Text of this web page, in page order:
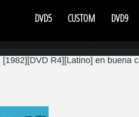
DVD5 CUSTOM DVD9
R4][Latino] en buena